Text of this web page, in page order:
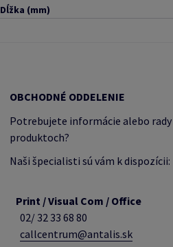
Dĺžka (mm)
OBCHODNÉ ODDELENIE
Potrebujete informácie alebo rady
produktoch?
Naši špecialisti sú vám k dispozícii:
Print / Visual Com / Office
02/ 32 33 68 80
callcentrum@antalis.sk